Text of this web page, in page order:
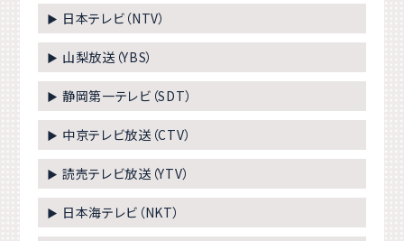
▶ 日本テレビ（NTV）
▶ 山梨放送（YBS）
▶ 静岡第一テレビ（SDT）
▶ 中京テレビ放送（CTV）
▶ 読売テレビ放送（YTV）
▶ 日本海テレビ（NKT）